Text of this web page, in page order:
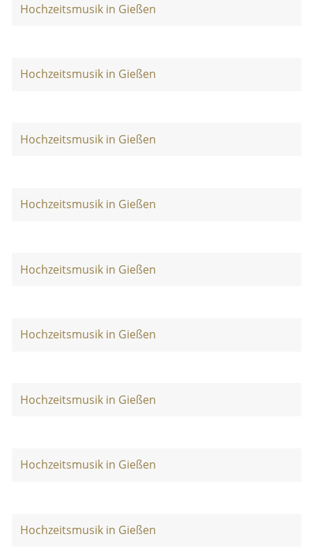
Hochzeitsmusik in Gießen
Hochzeitsmusik in Gießen
Hochzeitsmusik in Gießen
Hochzeitsmusik in Gießen
Hochzeitsmusik in Gießen
Hochzeitsmusik in Gießen
Hochzeitsmusik in Gießen
Hochzeitsmusik in Gießen
Hochzeitsmusik in Gießen